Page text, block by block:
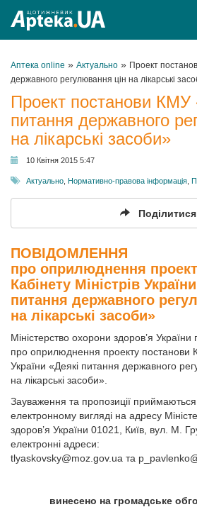
Аптека online » Актуально » Проект
державного регулювання цін на лікарські
Проект постанови КМУ
питання державного
на лікарські засоби»
10 Квітня 2015 5:47
Актуально Нормативно-правова інформація
Поділитися
ПОВІДОМЛЕННЯ
про оприлюднення
Кабінету Міністрів
питання державного
на лікарські засоби»
Міністерство охорони здоров’я України
про оприлюднення проекту постанови
України «Деякі питання державного
на лікарські засоби».
Зауваження та пропозиції
електронному вигляді на адресу
здоров’я України 01021, Київ, вул. М.
електронні адреси:
tlyaskovsky@moz.gov.ua та
винесено на громадське